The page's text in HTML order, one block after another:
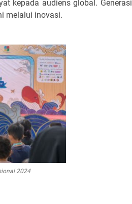
kepada audiens global. Generasi
melalui inovasi.
2024